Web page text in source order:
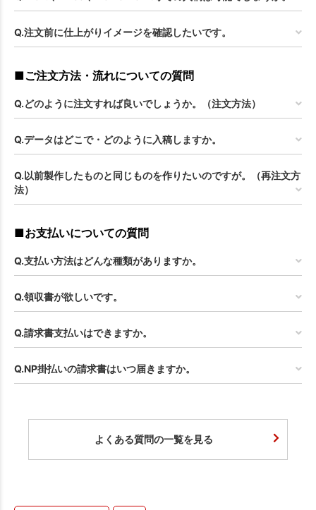
Q.注文前に仕上がりイメージを確認したいです。
■ご注文方法・流れについての質問
Q.どのように注文すれば良いでしょうか。（注文方法）
Q.データはどこで・どのように入稿しますか。
Q.以前製作したものと同じものを作りたいのですが。（再注文方
法）
■お支払いについての質問
Q.支払い方法はどんな種類がありますか。
Q.領収書が欲しいです。
Q.請求書支払いはできますか。
Q.NP掛払いの請求書はいつ届きますか。
よくある質問の一覧を見る